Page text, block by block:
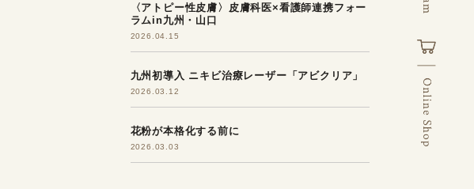
〈アトピー性皮膚〉皮膚科医×看護師連携フォー
ラムin九州・山口
2026.04.15
九州初導入 ニキビ治療レーザー「アビクリア」
2026.03.12
花粉が本格化する前に
2026.03.03